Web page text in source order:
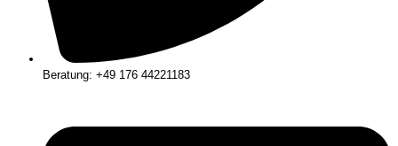
Beratung: +49 176 44221183